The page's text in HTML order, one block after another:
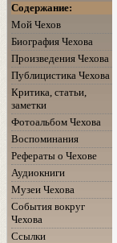
Содержание:
Мой Чехов
Биография Чехова
Произведения Чехова
Публицистика Чехова
Критика, статьи,
заметки
Фотоальбом Чехова
Воспоминания
Рефераты о Чехове
Аудиокниги
Музеи Чехова
События вокруг
Чехова
Ссылки